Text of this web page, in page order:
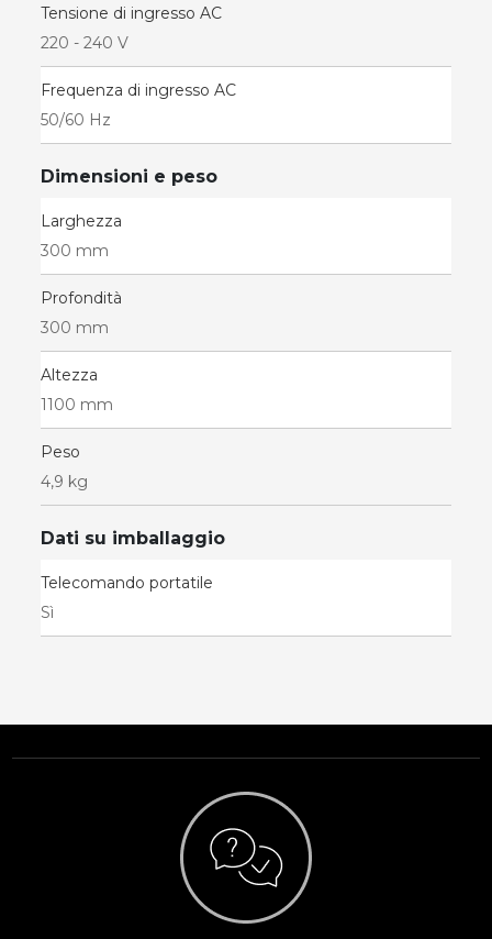
Tensione di ingresso AC
220 - 240 V
Frequenza di ingresso AC
50/60 Hz
Dimensioni e peso
Larghezza
300 mm
Profondità
300 mm
Altezza
1100 mm
Peso
4,9 kg
Dati su imballaggio
Telecomando portatile
Sì